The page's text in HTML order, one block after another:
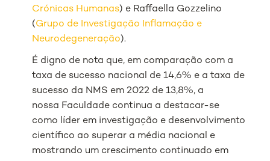
Crónicas Humanas) e Raffaella Gozzelino
(Grupo de Investigação Inflamação e
Neurodegeneração).
É digno de nota que, em comparação com a
taxa de sucesso nacional de 14,6% e a taxa de
sucesso da NMS em 2022 de 13,8%, a
nossa Faculdade continua a destacar-se
como líder em investigação e desenvolvimento
científico ao superar a média nacional e
mostrando um crescimento continuado em